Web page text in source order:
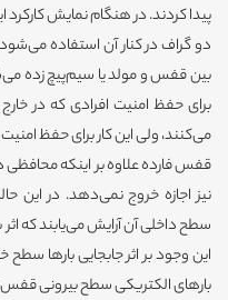
پیدا کردند. در هنگام نمایش
دو گراف در کنار آن استفاده
بین قفس و مولد یا سیم‌پیچ زده
برای حفظ امنیت افرادی که در
می‌کنند، ولی این کار برای حفظ
قفس فارده علاوه بر اینکه محافظی
نیز اجازه خروج نمی‌دهد. در این
سطح داخلی آن آرایش می‌یابند که
این وجود بر اثر جابجایی بارها
بارهای الکتریکی سطح بیرونی قفس